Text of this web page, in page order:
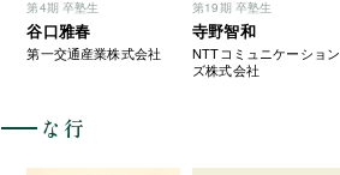
第4期 卒塾生
谷口雅春
第一交通産業株式会社
第19期 卒塾生
寺野智和
NTTコミュニケーション
ズ株式会社
な行